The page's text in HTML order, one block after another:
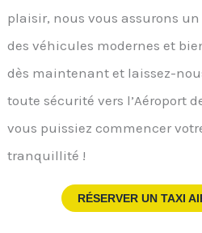
plaisir, nous vous assurons
des véhicules modernes et
dès maintenant et laissez-
toute sécurité vers l’Aéroport
vous puissiez commencer
tranquillité !
RÉSERVER UN TAXI